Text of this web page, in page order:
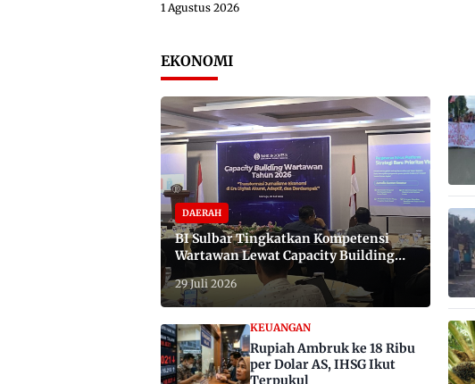
1 Agustus 2026
EKONOMI
DAERAH
BI Sulbar Tingkatkan Kompetensi
Wartawan Lewat Capacity Building
2026
29 Juli 2026
KEUANGAN
Rupiah Ambruk ke 18 Ribu
per Dolar AS, IHSG Ikut